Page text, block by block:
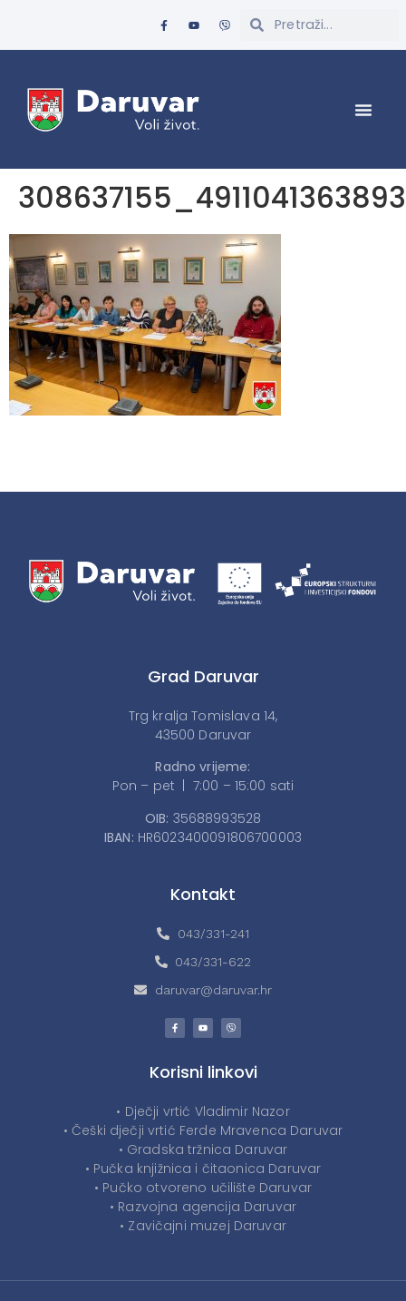
Grad Daruvar
Trg kralja Tomislava 14,
43500 Daruvar
Radno vrijeme:
Pon – pet | 7:00 – 15:00 sati
OIB: 35688993528
IBAN: HR6023400091806700003
Kontakt
043/331-241
043/331-622
daruvar@daruvar.hr
Korisni linkovi
• Dječji vrtić Vladimir Nazor
• Češki dječji vrtić Ferde Mravenca Daruvar
• Gradska tržnica Daruvar
• Pučka knjižnica i čitaonica Daruvar
• Pučko otvoreno učilište Daruvar
• Razvojna agencija Daruvar
• Zavičajni muzej Daruvar